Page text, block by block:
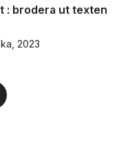
: brodera ut texten
2023
Totalt antal röster: